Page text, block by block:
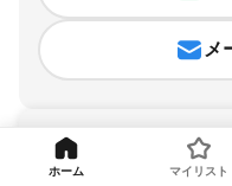
メ
ホーム マイリスト